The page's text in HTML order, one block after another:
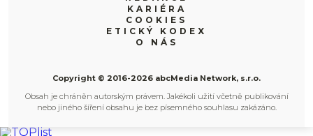
KARIÉRA
COOKIES
ETICKÝ KODEX
O NÁS
Copyright © 2016-2026 abcMedia Network, s.r.o.
Obsah je chráněn autorským právem. Jakékoli užití včetně publikování
nebo jiného šíření obsahu je bez písemného souhlasu zakázáno.